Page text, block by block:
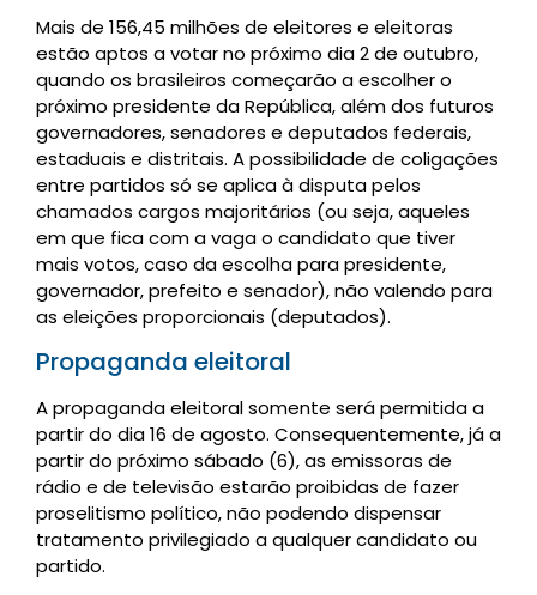
Mais de 156,45 milhões de eleitores e eleitoras
estão aptos a votar no próximo dia 2 de outubro,
quando os brasileiros começarão a escolher o
próximo presidente da República, além dos futuros
governadores, senadores e deputados federais,
estaduais e distritais. A possibilidade de coligações
entre partidos só se aplica à disputa pelos
chamados cargos majoritários (ou seja, aqueles
em que fica com a vaga o candidato que tiver
mais votos, caso da escolha para presidente,
governador, prefeito e senador), não valendo para
as eleições proporcionais (deputados).
Propaganda eleitoral
A propaganda eleitoral somente será permitida a
partir do dia 16 de agosto. Consequentemente, já a
partir do próximo sábado (6), as emissoras de
rádio e de televisão estarão proibidas de fazer
proselitismo político, não podendo dispensar
tratamento privilegiado a qualquer candidato ou
partido.